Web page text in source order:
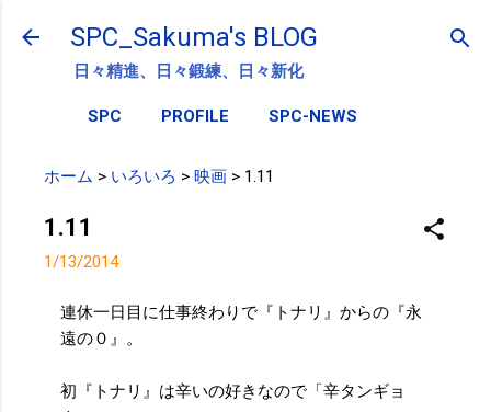
スキップしてメイン コンテンツに移動
SPC_Sakuma's BLOG
日々精進、日々鍛練、日々新化
SPC PROFILE SPC-NEWS
ホーム > いろいろ > 映画 > 1.11
1.11
1/13/2014
連休一日目に仕事終わりで『トナリ』からの『永
遠の０』。
初『トナリ』は辛いの好きなので「辛タンギョ